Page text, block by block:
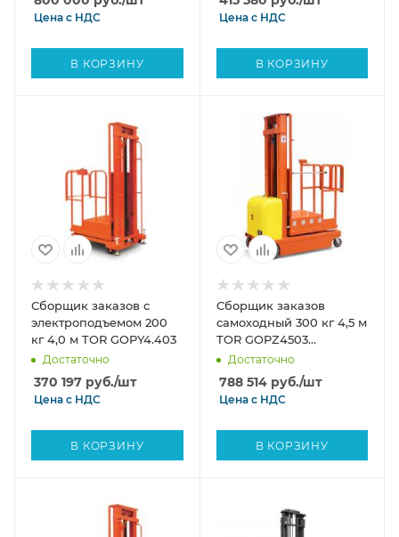
Цена с НДС
В КОРЗИНУ
Цена с НДС
В КОРЗИНУ
Сборщик заказов с
электроподъемом 200
кг 4,0 м TOR GOPY4.403
Достаточно
370 197 руб./шт
Цена с НДС
В КОРЗИНУ
Сборщик заказов
самоходный 300 кг 4,5 м
TOR GOPZ4503
(трехрамочный)
Достаточно
788 514руб./шт
Цена с НДС
В КОРЗИНУ